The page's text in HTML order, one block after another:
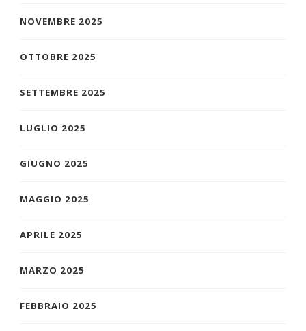
NOVEMBRE 2025
OTTOBRE 2025
SETTEMBRE 2025
LUGLIO 2025
GIUGNO 2025
MAGGIO 2025
APRILE 2025
MARZO 2025
FEBBRAIO 2025